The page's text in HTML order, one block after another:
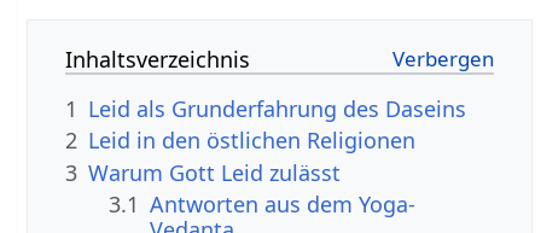
Inhaltsverzeichnis
1 Leid als Grunderfahrung des Daseins
2 Leid in den östlichen Religionen
3 Warum Gott Leid zulässt
3.1 Antworten aus dem Yoga-